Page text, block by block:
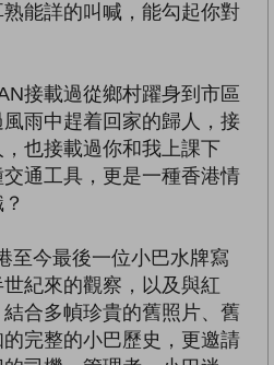
熟能詳的叫喊，能勾起你對
接載過從鄉村躍身到市區
雨中趕着回家的歸人，接
也接載過你和我上課下
通工具，更是一種香港情
至今最後一位小巴水牌寫
紀來的觀察，以及與紅
合多幀珍貴的舊照片、舊
完整的小巴歷史，更邀請